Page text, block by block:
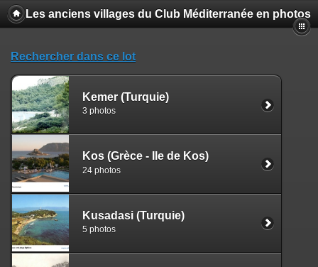
Les anciens villages du Club Méditerranée en photos
Rechercher dans ce lot
Kemer (Turquie)
3 photos
Kos (Grèce - Ile de Kos)
24 photos
Kusadasi (Turquie)
5 photos